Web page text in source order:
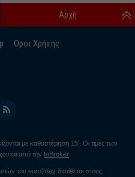
Οροι Χρήσης
Αρχή
με καθυστέρηση 15’. Οι τιμές των
από την InBroker
του euro2day διατίθεται στους